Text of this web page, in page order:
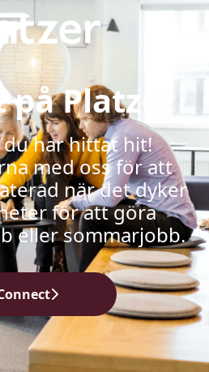
Platzer
du har hittat hit!
med oss för att
när det dyker
för att göra
eller sommarjobb.